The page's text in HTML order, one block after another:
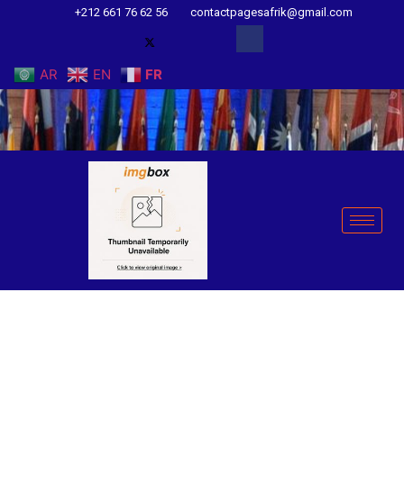
+212 661 76 62 56 contactpagesafrik@gmail.com
AR EN FR